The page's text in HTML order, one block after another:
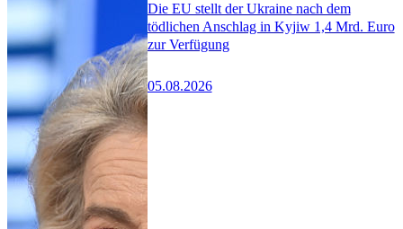
Die EU stellt der Ukraine nach dem
tödlichen Anschlag in Kyjiw 1,4 Mrd. Euro
zur Verfügung
05.08.2026